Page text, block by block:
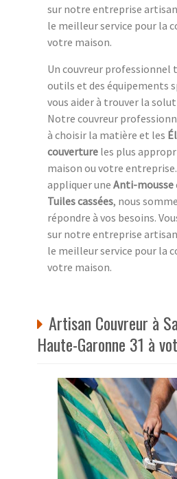
sur notre entreprise
le meilleur service pour la
votre maison.
Un couvreur professionnel
outils et des équipements
vous aider à trouver la
Notre couvreur
à choisir la matière et les
couverture les plus
maison ou votre
appliquer une Anti-mousse
Tuiles cassées, nous
répondre à vos besoins.
sur notre entreprise
le meilleur service pour la
votre maison.
Artisan Couvreur à
Haute-Garonne 31 à